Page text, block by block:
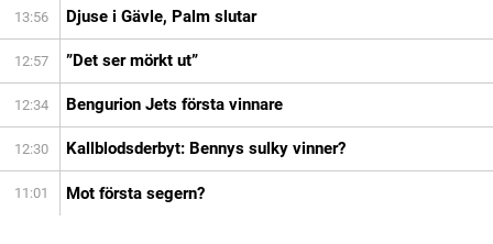
13:56 Djuse i Gävle, Palm slutar
12:57 ”Det ser mörkt ut”
12:34 Bengurion Jets första vinnare
12:30 Kallblodsderbyt: Bennys sulky vinner?
11:01 Mot första segern?